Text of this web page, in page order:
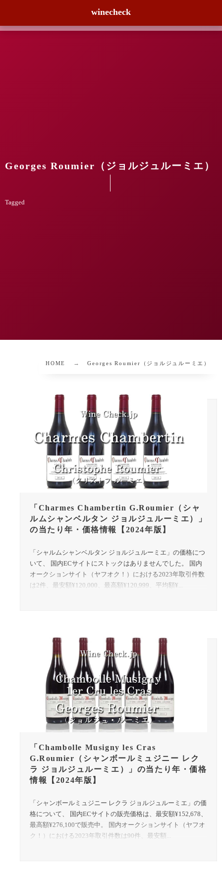
winecheck
Georges Roumier（ジョルジュルーミエ）
Tagged
HOME Georges Roumier（ジョルジュルーミエ）
「Charmes Chambertin G.Roumier（シャ
ルムシャンベルタン ジョルジュルーミエ）」
の当たり年・価格情報【2024年版】
「シャルムシャンベルタン ジョルジュルーミエ」の価格につ
いて、 国内ECサイトにストックはありませんでした。 国内
オークションサイト（ヤフオク！）における2023年取引件数
は2件、最安額¥120,000、最高額¥120,999、平均額¥...
「Chambolle Musigny les Cras
G.Roumier（シャンボールミュジニー レク
ラ ジョルジュルーミエ）」の当たり年・価格
情報【2024年版】
「シャンボールミュジニー レクラ ジョルジュルーミエ」の価
格について、 国内ECサイトの販売価格は、最安額¥152,678、
最高額¥276,100で販売中。 国内オークションサイト（ヤフオ
ク！）における2023年取引件数は90件、最安額...